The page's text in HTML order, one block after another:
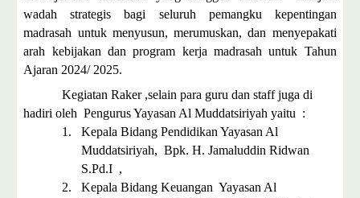
wadah strategis bagi seluruh pemangku kepentingan
madrasah untuk menyusun, merumuskan, dan menyepakati
arah kebijakan dan program kerja madrasah untuk Tahun
Ajaran 2024/ 2025.
Kegiatan Raker ,selain para guru dan staff juga di
hadiri oleh Pengurus Yayasan Al Muddatsiriyah yaitu :
1.
Kepala Bidang Pendidikan Yayasan Al
Muddatsiriyah, Bpk. H. Jamaluddin Ridwan
S.Pd.I ,
2.
Kepala Bidang Keuangan Yayasan Al